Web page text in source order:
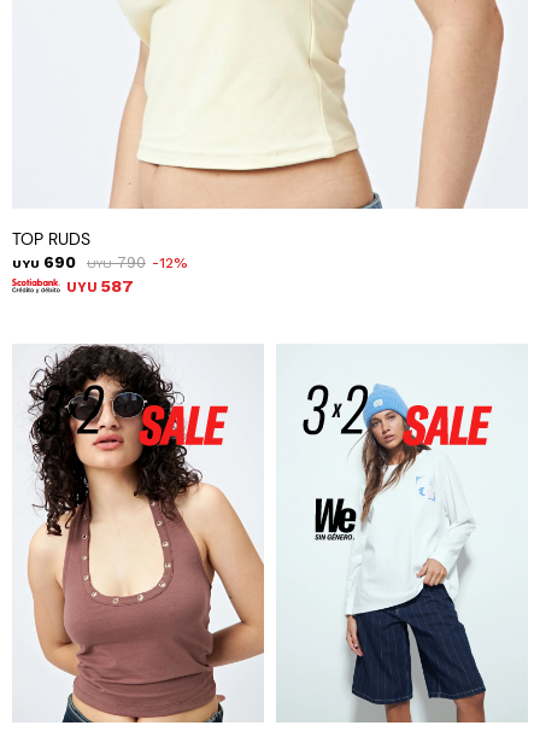
TOP RUDS
UYU 690 UYU 790 12
UYU 587